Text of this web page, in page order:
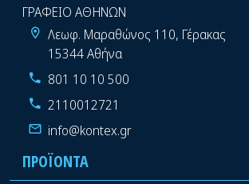
ΓΡΑΦΕΙΟ ΑΘΗΝΩΝ
Λεωφ. Μαραθώνος 110, Γέρακας
15344 Αθήνα
801 10 10 500
2110012721
info@kontex.gr
ΠΡΟΪΌΝΤΑ